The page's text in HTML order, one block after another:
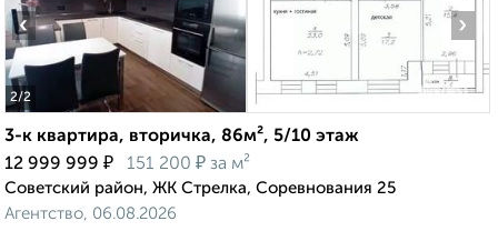
2/2
‹ ›
3-к квартира, вторичка, 86м², 5/10 этаж
12 999 999 ₽ 151 200 ₽ за м²
Советский район, ЖК Стрелка, Соревнования 25
Агентство, 06.08.2026